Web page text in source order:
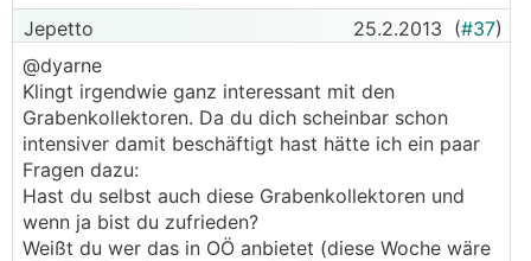
Jepetto 25.2.2013 (#37)
@dyarne
Klingt irgendwie ganz interessant mit den
Grabenkollektoren. Da du dich scheinbar schon
intensiver damit beschäftigt hast hätte ich ein paar
Fragen dazu:
Hast du selbst auch diese Grabenkollektoren und
wenn ja bist du zufrieden?
Weißt du wer das in OÖ anbietet (diese Woche wäre